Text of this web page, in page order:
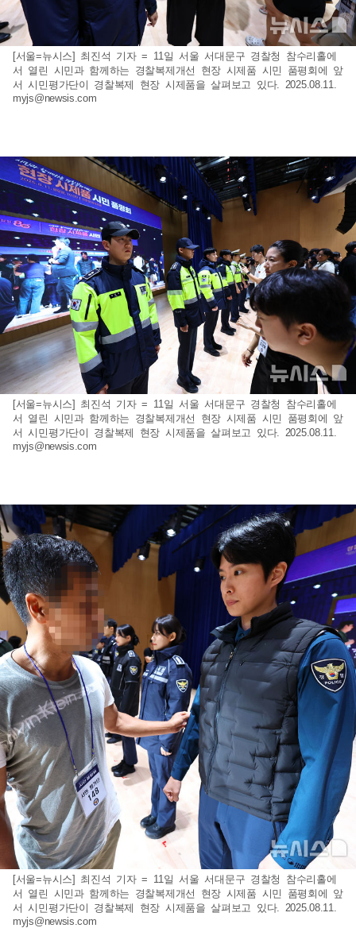
[서울=뉴시스] 최진석 기자 = 11일 서울 서대문구 경찰청 참수리홀에
서 열린 시민과 함께하는 경찰복제개선 현장 시제품 시민 품평회에 앞
서 시민평가단이 경찰복제 현장 시제품을 살펴보고 있다. 2025.08.11.
myjs@newsis.com
[서울=뉴시스] 최진석 기자 = 11일 서울 서대문구 경찰청 참수리홀에
서 열린 시민과 함께하는 경찰복제개선 현장 시제품 시민 품평회에 앞
서 시민평가단이 경찰복제 현장 시제품을 살펴보고 있다. 2025.08.11.
myjs@newsis.com
[서울=뉴시스] 최진석 기자 = 11일 서울 서대문구 경찰청 참수리홀에
서 열린 시민과 함께하는 경찰복제개선 현장 시제품 시민 품평회에 앞
서 시민평가단이 경찰복제 현장 시제품을 살펴보고 있다. 2025.08.11.
myjs@newsis.com